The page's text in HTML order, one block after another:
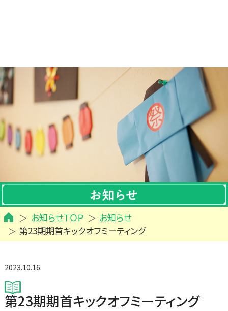
お知らせＴＯＰ
お知らせ
第23期期首キックオフミーティング
2023.10.16
第23期期首キックオフミーティング